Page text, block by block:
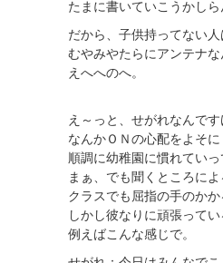
たまに書いていこうかしら
だから、子供持ってない
むやみやたらにアンテナな
えへへのへ。
え～っと、せがれなんです
なんかＯＮの心配をよそに
順調に幼稚園に慣れていっ
まぁ、でも聞くところによ
クラスでも屈指の手のかか
しかし彼なりに頑張ってい
例えばこんな感じで。